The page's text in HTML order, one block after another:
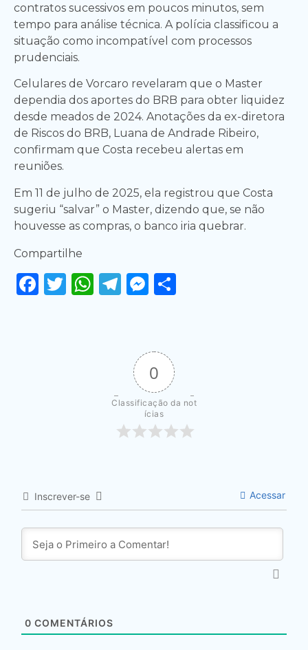
contratos sucessivos em poucos minutos, sem
tempo para análise técnica. A polícia classificou a
situação como incompatível com processos
prudenciais.
Celulares de Vorcaro revelaram que o Master
dependia dos aportes do BRB para obter liquidez
desde meados de 2024. Anotações da ex-diretora
de Riscos do BRB, Luana de Andrade Ribeiro,
confirmam que Costa recebeu alertas em
reuniões.
Em 11 de julho de 2025, ela registrou que Costa
sugeriu “salvar” o Master, dizendo que, se não
houvesse as compras, o banco iria quebrar.
Compartilhe
Facebook
Twitter
WhatsApp
Telegram
Messenger
0
Classificação da not
ícias
Inscrever-se Acessar
0 COMENTÁRIOS